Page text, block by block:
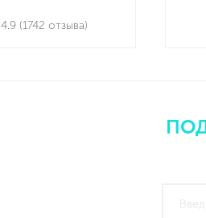
4.9 (1742 отзыва)